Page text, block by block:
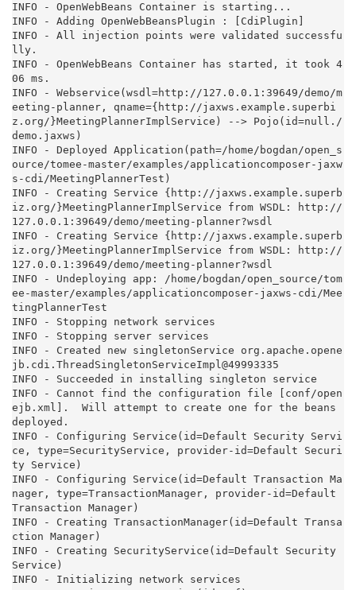
INFO - OpenWebBeans Container is starting...
INFO - Adding OpenWebBeansPlugin : [CdiPlugin]
INFO - All injection points were validated successfu
lly.
INFO - OpenWebBeans Container has started, it took 4
06 ms.
INFO - Webservice(wsdl=http://127.0.0.1:39649/demo/m
eeting-planner, qname={http://jaxws.example.superbi
z.org/}MeetingPlannerImplService) --> Pojo(id=null./
demo.jaxws)
INFO - Deployed Application(path=/home/bogdan/open_s
ource/tomee-master/examples/applicationcomposer-jaxw
s-cdi/MeetingPlannerTest)
INFO - Creating Service {http://jaxws.example.superb
iz.org/}MeetingPlannerImplService from WSDL: http://
127.0.0.1:39649/demo/meeting-planner?wsdl
INFO - Creating Service {http://jaxws.example.superb
iz.org/}MeetingPlannerImplService from WSDL: http://
127.0.0.1:39649/demo/meeting-planner?wsdl
INFO - Undeploying app: /home/bogdan/open_source/tom
ee-master/examples/applicationcomposer-jaxws-cdi/Mee
tingPlannerTest
INFO - Stopping network services
INFO - Stopping server services
INFO - Created new singletonService org.apache.opene
jb.cdi.ThreadSingletonServiceImpl@49993335
INFO - Succeeded in installing singleton service
INFO - Cannot find the configuration file [conf/open
ejb.xml].  Will attempt to create one for the beans
deployed.
INFO - Configuring Service(id=Default Security Servi
ce, type=SecurityService, provider-id=Default Securi
ty Service)
INFO - Configuring Service(id=Default Transaction Ma
nager, type=TransactionManager, provider-id=Default
Transaction Manager)
INFO - Creating TransactionManager(id=Default Transa
ction Manager)
INFO - Creating SecurityService(id=Default Security
Service)
INFO - Initializing network services